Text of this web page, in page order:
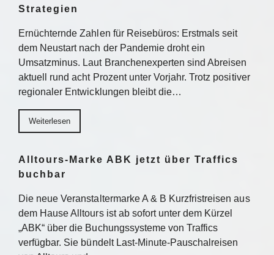
Strategien
Ernüchternde Zahlen für Reisebüros: Erstmals seit
dem Neustart nach der Pandemie droht ein
Umsatzminus. Laut Branchenexperten sind Abreisen
aktuell rund acht Prozent unter Vorjahr. Trotz positiver
regionaler Entwicklungen bleibt die…
Weiterlesen
Alltours-Marke ABK jetzt über Traffics
buchbar
Die neue Veranstaltermarke A & B Kurzfristreisen aus
dem Hause Alltours ist ab sofort unter dem Kürzel
„ABK“ über die Buchungssysteme von Traffics
verfügbar. Sie bündelt Last-Minute-Pauschalreisen